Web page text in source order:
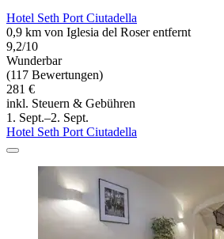
Hotel Seth Port Ciutadella
0,9 km von Iglesia del Roser entfernt
9,2/10
Wunderbar
(117 Bewertungen)
281 €
inkl. Steuern & Gebühren
1. Sept.–2. Sept.
Hotel Seth Port Ciutadella